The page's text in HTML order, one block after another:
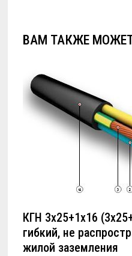
ВАМ ТАКЖЕ
КГН 3х25+1х16
гибкий, не
жилой заземления